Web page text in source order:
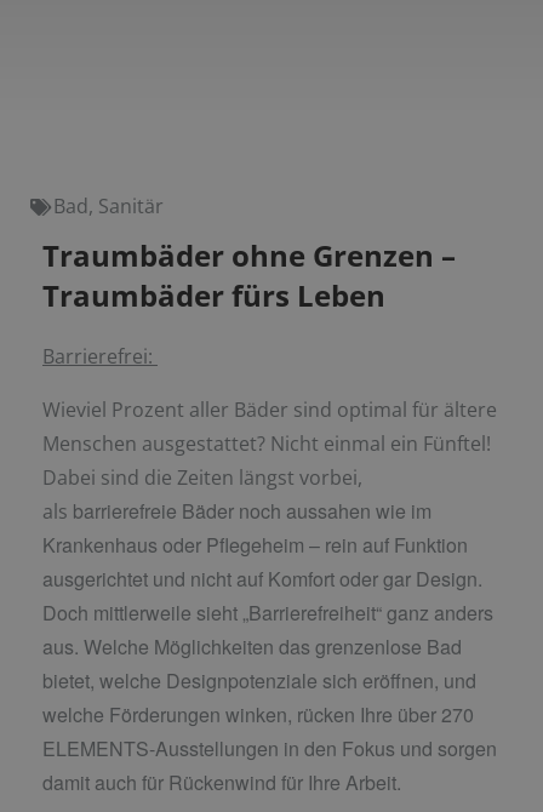
Bad, Sanitär
Traumbäder ohne Grenzen –
Traumbäder fürs Leben
Barrierefrei:
Wieviel Prozent aller Bäder sind optimal für ältere
Menschen ausgestattet? Nicht einmal ein Fünftel!
Dabei sind die Zeiten längst vorbei,
als barrierefreie Bäder noch aussahen wie im
Krankenhaus oder Pflegeheim – rein auf Funktion
ausgerichtet und nicht auf Komfort oder gar Design.
Doch mittlerweile sieht „Barrierefreiheit“ ganz anders
aus. Welche Möglichkeiten das grenzenlose Bad
bietet, welche Designpotenziale sich eröffnen, und
welche Förderungen winken, rücken Ihre über 270
ELEMENTS-Ausstellungen in den Fokus und sorgen
damit auch für Rückenwind für Ihre Arbeit.